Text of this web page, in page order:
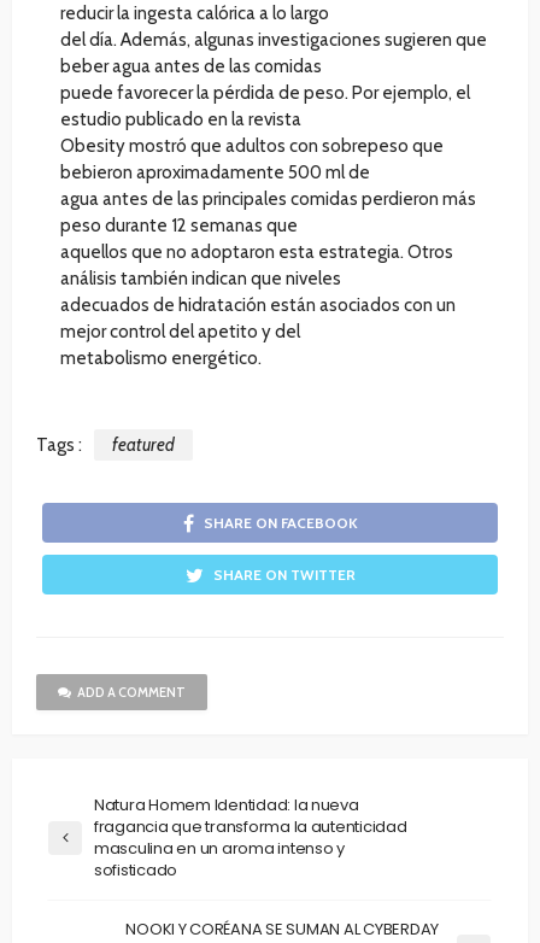
reducir la ingesta calórica a lo largo
del día. Además, algunas investigaciones sugieren que
beber agua antes de las comidas
puede favorecer la pérdida de peso. Por ejemplo, el
estudio publicado en la revista
Obesity mostró que adultos con sobrepeso que
bebieron aproximadamente 500 ml de
agua antes de las principales comidas perdieron más
peso durante 12 semanas que
aquellos que no adoptaron esta estrategia. Otros
análisis también indican que niveles
adecuados de hidratación están asociados con un
mejor control del apetito y del
metabolismo energético.
Tags : featured
SHARE ON FACEBOOK
SHARE ON TWITTER
ADD A COMMENT
Natura Homem Identidad: la nueva
fragancia que transforma la autenticidad
masculina en un aroma intenso y
sofisticado
NOOKI Y CORÉANA SE SUMAN AL CYBERDAY